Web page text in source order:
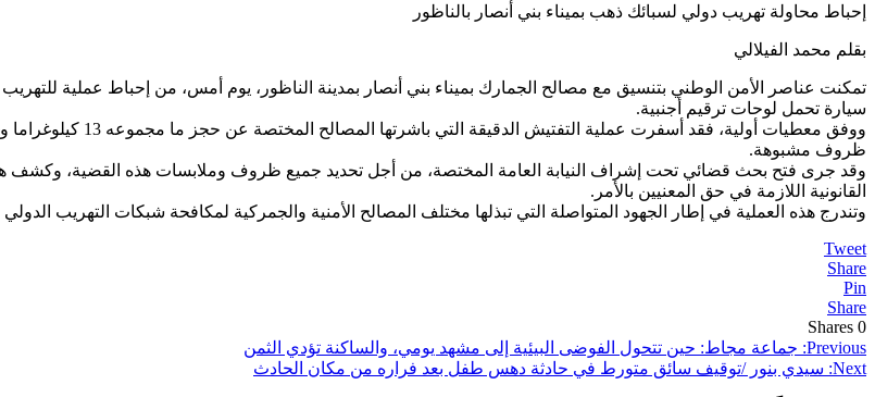
إحباط محاولة تهريب دولي لسبائك ذهب بميناء بني أنصار بالناظور
بقلم محمد الفيلالي
تمكنت عناصر الأمن الوطني بتنسيق مع مصالح الجمارك بميناء بني أنصار بمدينة الناظور، يوم أمس، من إحباط عملية
سيارة تحمل لوحات ترقيم أجنبية.
ظروف مشبوهة.
وقد جرى فتح بحث قضائي تحت إشراف النيابة العامة المختصة، من أجل تحديد جميع ظروف وملابسات هذه القضية، وكشف هوية
القانونية اللازمة في حق المعنيين بالأمر.
وتندرج هذه العملية في إطار الجهود المتواصلة التي تبذلها مختلف المصالح الأمنية والجمركية لمكافحة شبكات التهريب الدولي
Tweet
Share
Pin
Share
0
Shares
تصفّح
المقالات
Previous: جماعة مجاط: حين تتحول الفوضى البيئية إلى مشهد يومي، والساكنة تؤدي الثمن
Next: سيدي بنور /توقيف سائق متورط في حادثة دهس طفل بعد فراره من مكان الحادث